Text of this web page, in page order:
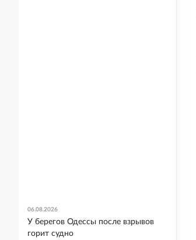
06.08.2026
У берегов Одессы после взрывов
горит судно